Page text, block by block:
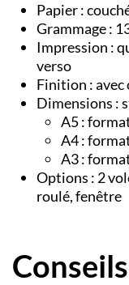
Papier :
Grammage :
Impression :
verso
Finition : avec
Dimensions :
A5 :
A4 :
A3 :
Options : 2
roulé, fenêtre